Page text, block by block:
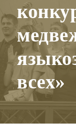
всех»